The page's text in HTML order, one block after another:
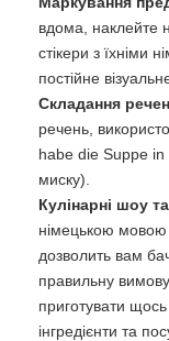
вдома, наклейте
стікери з їхніми
постійне
Складання
речень,
habe die Suppe
миску).
Кулінарні шоу
німецькою мовою
дозволить вам
правильну
приготувати
інгредієнти та